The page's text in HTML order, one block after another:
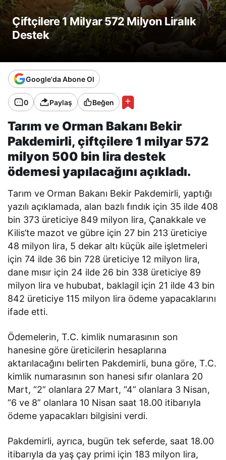
Çiftçilere 1 Milyar 572 Milyon Liralık
Destek
Google'da Abone Ol
0 Paylaş Beğen
Tarım ve Orman Bakanı Bekir
Pakdemirli, çiftçilere 1 milyar 572
milyon 500 bin lira destek
ödemesi yapılacağını açıkladı.
Tarım ve Orman Bakanı Bekir Pakdemirli, yaptığı
yazılı açıklamada, alan bazlı fındık için 35 ilde 408
bin 373 üreticiye 849 milyon lira, Çanakkale ve
Kilis’te mazot ve gübre için 27 bin 213 üreticiye
48 milyon lira, 5 dekar altı küçük aile işletmeleri
için 74 ilde 36 bin 728 üreticiye 12 milyon lira,
dane mısır için 24 ilde 26 bin 338 üreticiye 89
milyon lira ve hububat, baklagil için 21 ilde 43 bin
842 üreticiye 115 milyon lira ödeme yapacaklarını
ifade etti.
Ödemelerin, T.C. kimlik numarasının son
hanesine göre üreticilerin hesaplarına
aktarılacağını belirten Pakdemirli, buna göre, T.C.
kimlik numarasının son hanesi sıfır olanlara 20
Mart, “2” olanlara 27 Mart, “4” olanlara 3 Nisan,
“6 ve 8” olanlara 10 Nisan saat 18.00 itibarıyla
ödeme yapacakları bilgisini verdi.
Pakdemirli, ayrıca, bugün tek seferde, saat 18.00
itibarıyla da yaş çay primi için 183 milyon lira,